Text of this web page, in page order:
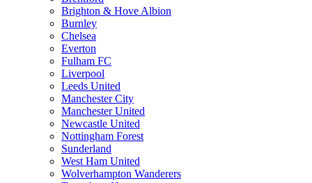
Brighton & Hove Albion
Burnley
Chelsea
Everton
Fulham FC
Liverpool
Leeds United
Manchester City
Manchester United
Newcastle United
Nottingham Forest
Sunderland
West Ham United
Wolverhampton Wanderers